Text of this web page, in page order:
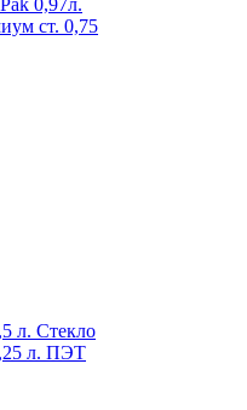
0,97л.
ст. 0,75
л. Стекло
л. ПЭТ